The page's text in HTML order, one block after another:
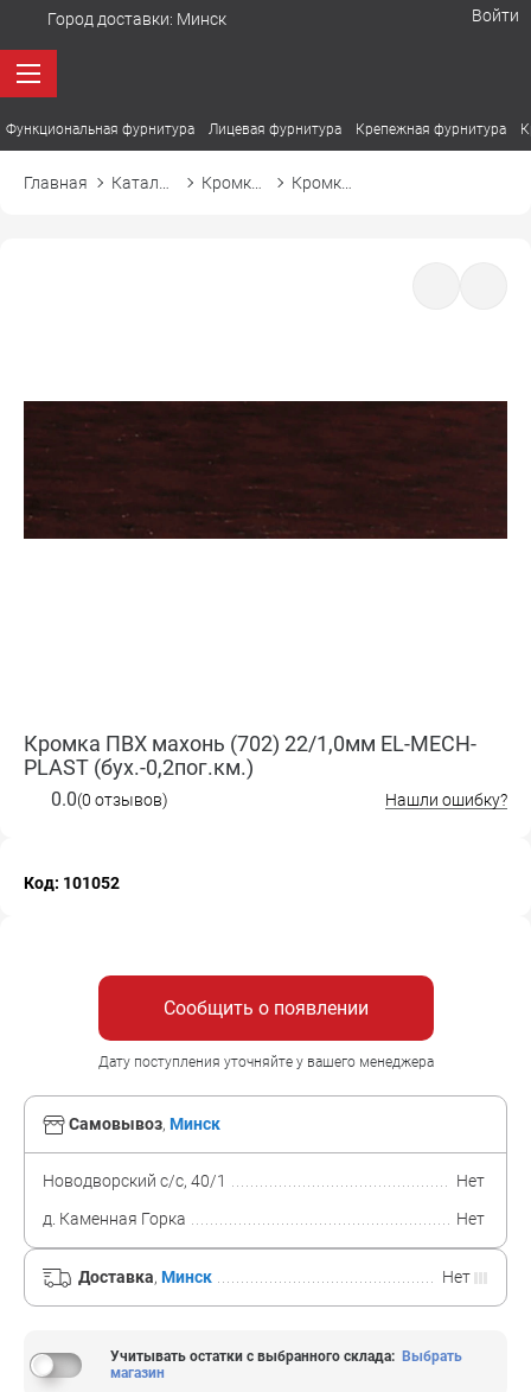
Город доставки: Минск Войти
Функциональная фурнитура Лицевая фурнитура Крепежная фурнитура
Главная
Кромка ПВХ махонь (702) 22/1,0мм EL-MECH-
PLAST (бух.-0,2пог.км.)
0.0(0 отзывов) Нашли ошибку?
Код: 101052
Сообщить о появлении
Дату поступления уточняйте у вашего менеджера
Самовывоз, Минск
Новодворский с/с, 40/1
Нет
д. Каменная Горка
Нет
Доставка, Минск Нет
Учитывать остатки с выбранного склада: Выбрать
магазин